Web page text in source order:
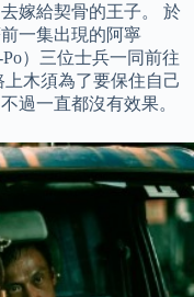
嫁給契骨的王子。 於
一集出現的阿寧
Po）三位士兵一同前往
木須為了要保住自己
過一直都沒有效果。